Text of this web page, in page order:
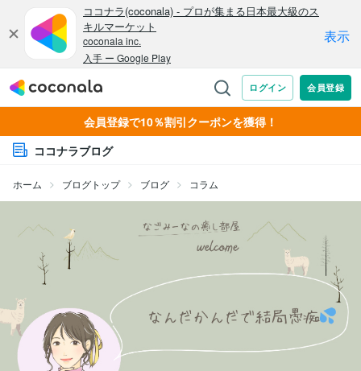
会員登録で10％割引クーポンを獲得！
ココナラブログ
ホーム ブログトップ ブログ コラム